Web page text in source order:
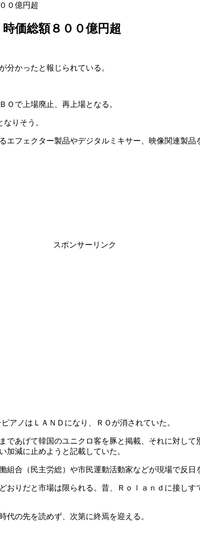
０億円超
価総額８００億円超
分かったと報じられている。
Ｏで上場廃止、再上場となる。
りそう。
エフェクター製品やデジタルミキサー、映像関連製品
スポンサーリンク
アノはＬＡＮＤになり、ＲＯが消されていた。
あげて韓国のユニクロ客を豚と掲載、それに対し
加減に止めようと記載していた。
合（民主労総）や市民運動活動家などが現場で反
りだと市場は限られる。昔、Ｒｏｌａｎｄに接し
の先を読めず、次第に終焉を迎える。